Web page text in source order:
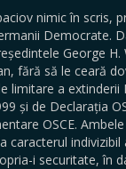
nimic în scris,
Democrate.
George H.
fără să le ceară
limitare a extinderii
și de Declarația
OSCE.
caracterul indivizibil
i securitate, în